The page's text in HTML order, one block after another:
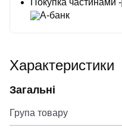
А-банк
Характеристики
Загальні
Група товару